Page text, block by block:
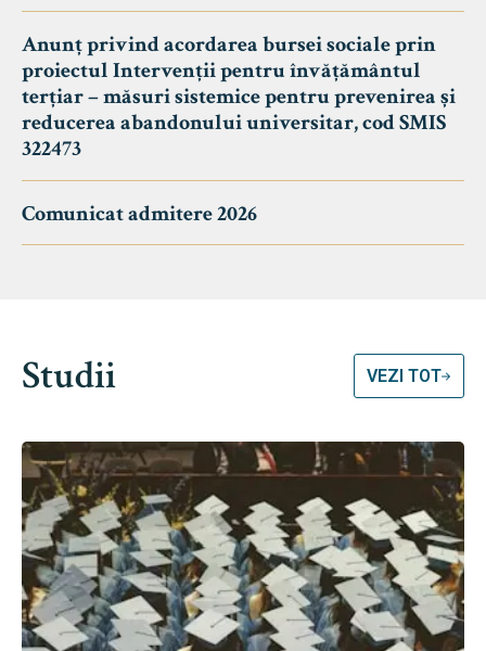
Anunț privind acordarea bursei sociale prin
proiectul Intervenții pentru învățământul
terțiar – măsuri sistemice pentru prevenirea și
reducerea abandonului universitar, cod SMIS
322473
Comunicat admitere 2026
Studii VEZI TOT